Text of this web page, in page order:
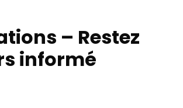
– Restez
informé